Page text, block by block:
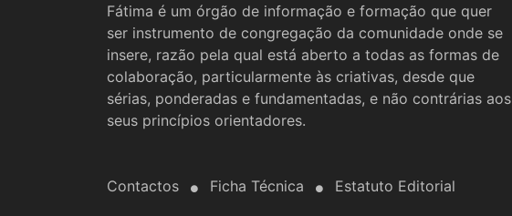
Fátima é um órgão de informação e formação que quer
ser instrumento de congregação da comunidade onde se
insere, razão pela qual está aberto a todas as formas de
colaboração, particularmente às criativas, desde que
sérias, ponderadas e fundamentadas, e não contrárias aos
seus princípios orientadores.
Contactos Ficha Técnica Estatuto Editorial